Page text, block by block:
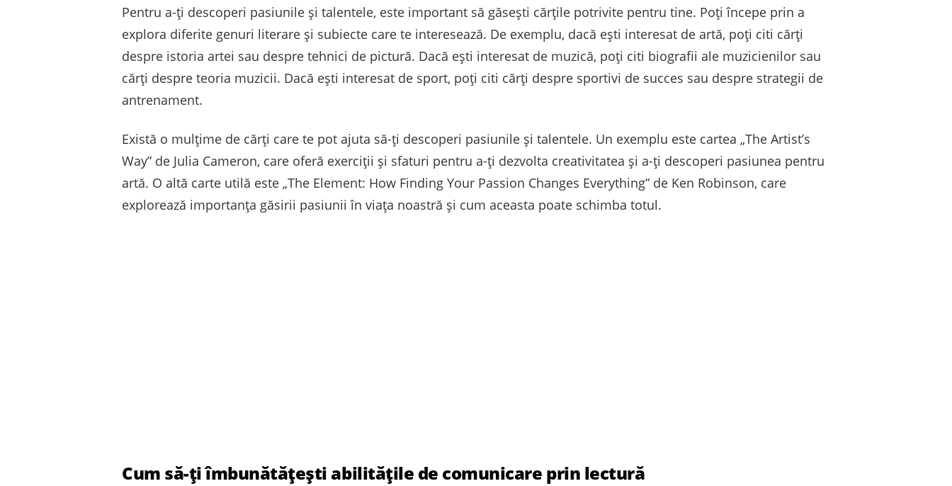
Pentru a-ți descoperi pasiunile și talentele, este important să găsești cărțile potrivite pentru tine. Poți începe prin a
explora diferite genuri literare și subiecte care te interesează. De exemplu, dacă ești interesat de artă, poți citi cărți
despre istoria artei sau despre tehnici de pictură. Dacă ești interesat de muzică, poți citi biografii ale muzicienilor sau
cărți despre teoria muzicii. Dacă ești interesat de sport, poți citi cărți despre sportivi de succes sau despre strategii de
antrenament.
Există o mulțime de cărți care te pot ajuta să-ți descoperi pasiunile și talentele. Un exemplu este cartea „The Artist’s
Way” de Julia Cameron, care oferă exerciții și sfaturi pentru a-ți dezvolta creativitatea și a-ți descoperi pasiunea pentru
artă. O altă carte utilă este „The Element: How Finding Your Passion Changes Everything” de Ken Robinson, care
explorează importanța găsirii pasiunii în viața noastră și cum aceasta poate schimba totul.
Cum să-ți îmbunătățești abilitățile de comunicare prin lectură